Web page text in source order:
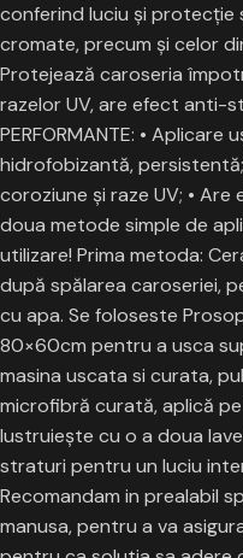
conferind luciu și protecție
cromate, precum şi celor
Protejează caroseria
razelor UV, are efect anti-
PERFORMANTE: • Aplicare
hidrofobizantă,
coroziune și raze UV; • Are
doua metode simple de
utilizare! Prima metoda:
după spălarea caroseriei,
cu apa. Se foloseste
80×60cm pentru a usca
masina uscata si curata,
microfibră curată, aplică
lustruiește cu o a doua
straturi pentru un luciu
Recomandam in prealabil
manusa, pentru a va